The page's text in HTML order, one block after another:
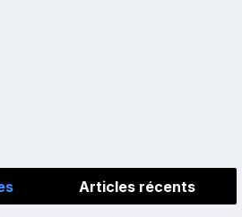
Articles récents